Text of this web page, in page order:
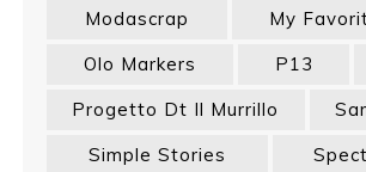
Modascrap
My
Olo Markers
P13
Progetto Dt Il Murrillo
Simple Stories